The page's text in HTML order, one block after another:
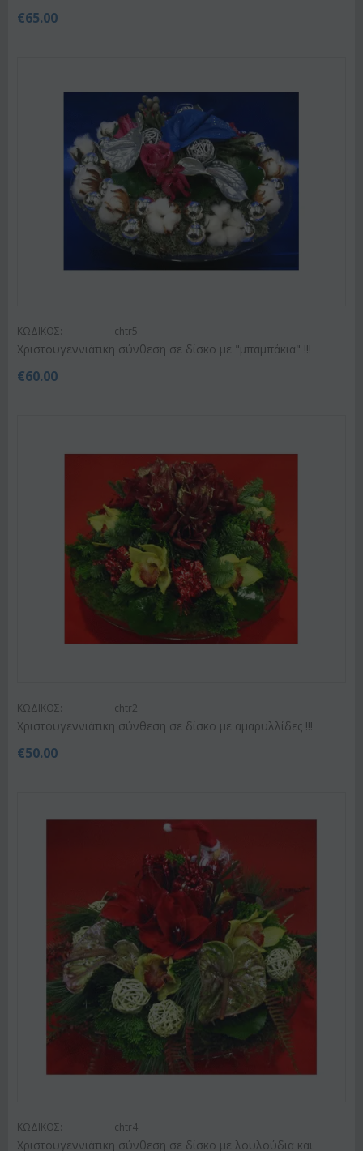
€65.00
ΚΩΔΙΚΟΣ: chtr5
Χριστουγεννιάτικη σύνθεση σε δίσκο με "μπαμπάκια" !!!
€60.00
ΚΩΔΙΚΟΣ: chtr2
Χριστουγεννιάτικη σύνθεση σε δίσκο με αμαρυλλίδες !!!
€50.00
ΚΩΔΙΚΟΣ: chtr4
Χριστουγεννιάτικη σύνθεση σε δίσκο με λουλούδια και